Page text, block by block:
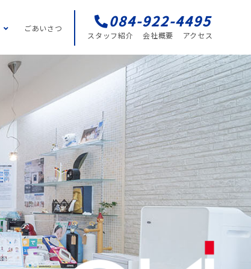
ごあいさつ 084-922-4495
スタッフ紹介 会社概要 アクセス